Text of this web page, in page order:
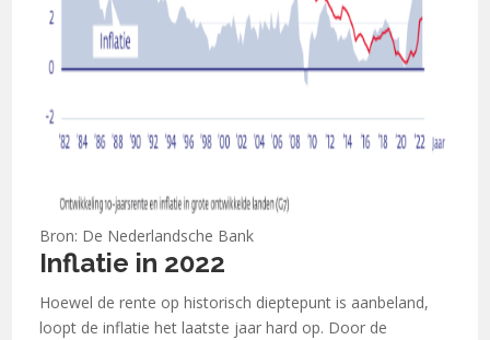
Bron: De Nederlandsche Bank
Inflatie in 2022
Hoewel de rente op historisch dieptepunt is aanbeland,
loopt de inflatie het laatste jaar hard op. Door de